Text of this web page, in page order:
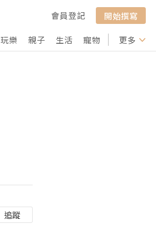
會員登記
開始撰寫
玩樂 親子 生活 寵物 行山 打卡
更多
追蹤